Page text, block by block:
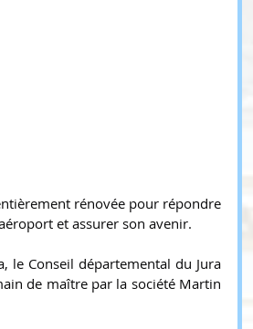
rénovée pour répondre
et assurer son avenir.
le Conseil départemental du Jura
de maître par la société Martin